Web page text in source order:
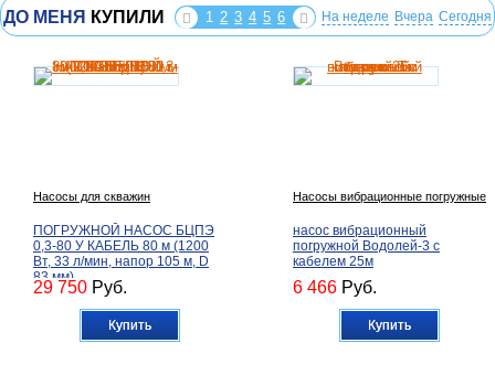
ДО МЕНЯ КУПИЛИ 1 2 3 4 5 6 На неделе Вчера Сегодня
Насосы для скважин
ПОГРУЖНОЙ НАСОС БЦПЭ
0,3-80 У КАБЕЛЬ 80 м (1200
Вт, 33 л/мин, напор 105 м, D
83 мм)
29 750 Руб.
Купить
Насосы вибрационные погружные
насос вибрационный
погружной Водолей-3 с
кабелем 25м
6 466 Руб.
Купить